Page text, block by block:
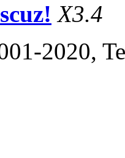
X3.4
2020,